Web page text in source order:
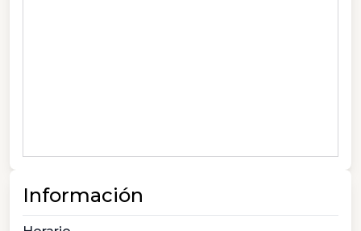
Información